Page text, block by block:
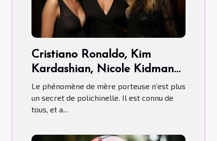
Cristiano Ronaldo, Kim
Kardashian, Nicole Kidman…
ont-ils fait recours aux Mères
porteuses ?
Le phénomène de mère porteuse n’est plus
un secret de polichinelle. Il est connu de
tous, et a...